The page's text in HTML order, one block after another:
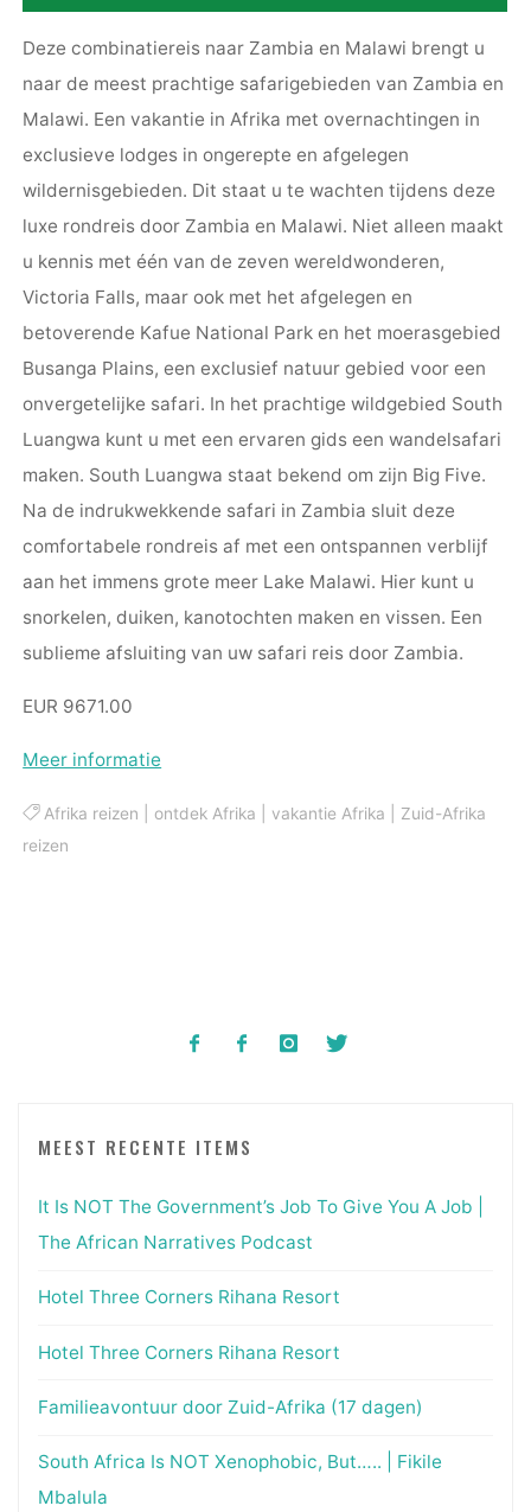
Deze combinatiereis naar Zambia en Malawi brengt u
naar de meest prachtige safarigebieden van Zambia en
Malawi. Een vakantie in Afrika met overnachtingen in
exclusieve lodges in ongerepte en afgelegen
wildernisgebieden. Dit staat u te wachten tijdens deze
luxe rondreis door Zambia en Malawi. Niet alleen maakt
u kennis met één van de zeven wereldwonderen,
Victoria Falls, maar ook met het afgelegen en
betoverende Kafue National Park en het moerasgebied
Busanga Plains, een exclusief natuur gebied voor een
onvergetelijke safari. In het prachtige wildgebied South
Luangwa kunt u met een ervaren gids eenwandelsafari
maken. South Luangwa staat bekend om zijn Big Five.
Na de indrukwekkende safari in Zambia sluit deze
comfortabele rondreis af met een ontspannen verblijf
aan het immens grote meer Lake Malawi. Hier kunt u
snorkelen, duiken, kanotochten maken en vissen. Een
sublieme afsluiting van uw safari reis door Zambia.
EUR 9671.00
Meer informatie
Afrika reizen ontdek Afrika vakantie Afrika
Zuid-Afrika
reizen
MEEST RECENTE ITEMS
It Is NOT The Government’s Job To Give You A Job |
The African Narratives Podcast
Hotel Three Corners Rihana Resort
Hotel Three Corners Rihana Resort
Familieavontuur door Zuid-Afrika (17 dagen)
South Africa Is NOT Xenophobic, But….. | Fikile
Mbalula